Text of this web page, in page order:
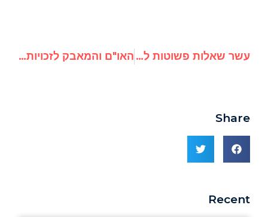
עשר שאלות פשוטות לבאן קי-מון לרגל ביקורו בקנדה האו"ם והמאבק לזכויות אדם: סיקור מיוחד מועידת ז'נבה לזכויות אדם ודמוקרטיה 2016
Share
Recent